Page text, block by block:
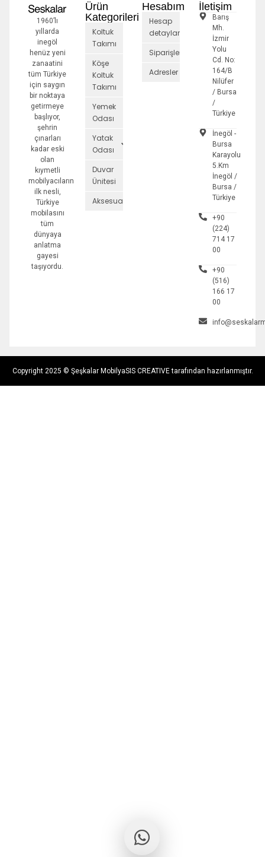
1960’lı
yıllarda
inegöl
henüz yeni
zanaatini
tüm Türkiye
için saygın
bir noktaya
getirmeye
başlıyor,
şehrin
çınarları
kadar eski
olan
kıymetli
mobilyacıların
ilk nesli,
Türkiye
mobilasını
tüm
dünyaya
anlatma
gayesi
taşıyordu.
Ürün
Kategorileri
Koltuk
Takımı
Köşe
Koltuk
Takımı
Yemek
Odası
Yatak
Odası
Duvar
Ünitesi
Aksesuarlar
Hesabım
Hesap
detayları
Siparişler
Adresler
İletişim
Barış
Mh.
İzmir
Yolu
Cd. No:
164/B
Nilüfer
/ Bursa
/
Türkiye
İnegöl -
Bursa
Karayolu
5.Km
İnegöl /
Bursa /
Türkiye
+90
(224)
714 17
00
+90
(516)
166 17
00
Copyright 2025 © Şeşkalar MobilyaSIS CREATIVE tarafından hazırlanmıştır.